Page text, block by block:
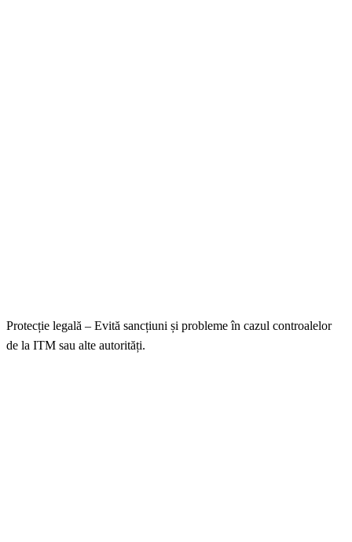
Protecție legală – Evită sancțiuni și probleme în cazul controalelor
de la ITM sau alte autorități.